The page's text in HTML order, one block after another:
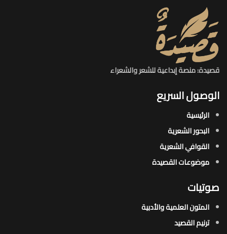
قصيدة: منصة إبداعية للشعر والشعراء
الوصول السريع
الرئيسية
البحور الشعرية​
القوافي الشعرية​
موضوعات القصيدة​
صوتيات
المتون العلمية والأدبية
ترنيم القصيد